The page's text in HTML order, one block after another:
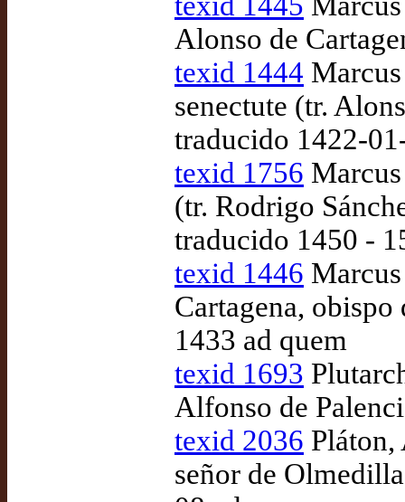
Alonso de
texid 1444
senectute (tr.
traducido 1422-
texid 1756
(tr. Rodrigo
traducido 1450 -
texid 1446
Cartagena,
1433 ad quem
texid 1693
Alfonso de
texid 2036 Pláton,
señor de